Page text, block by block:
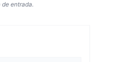
de entrada.